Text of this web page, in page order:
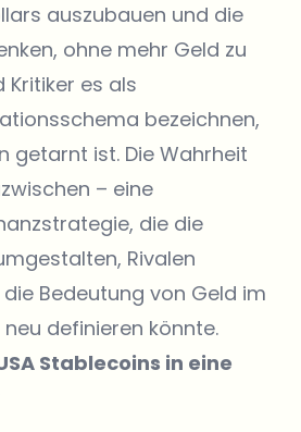
auszubauen und die
ohne mehr Geld zu
Kritiker es als
bezeichnen,
getarnt ist. Die Wahrheit
– eine
die die
Rivalen
Bedeutung von Geld im
definieren könnte.
Stablecoins in eine